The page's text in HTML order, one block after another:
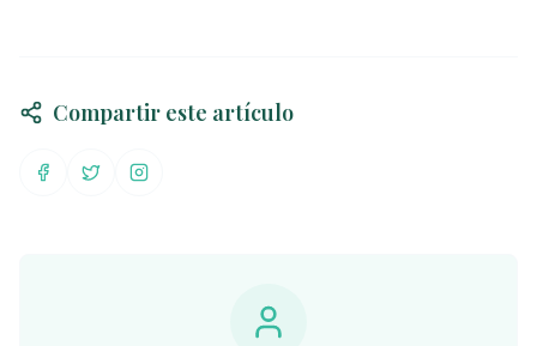
Compartir este artículo
Compartir en Facebook
Compartir en Twitter
Compartir en Instagram